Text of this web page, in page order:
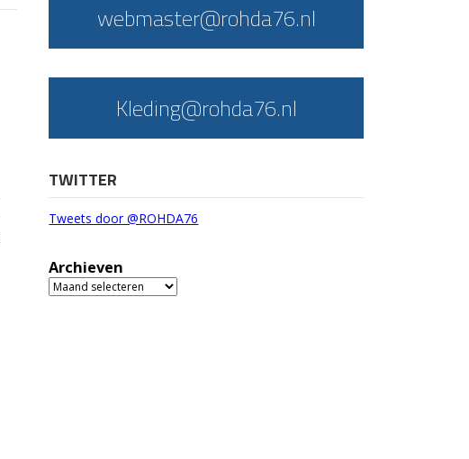
webmaster@rohda76.nl
Kleding@rohda76.nl
TWITTER
Tweets door @ROHDA76
Archieven
Archieven